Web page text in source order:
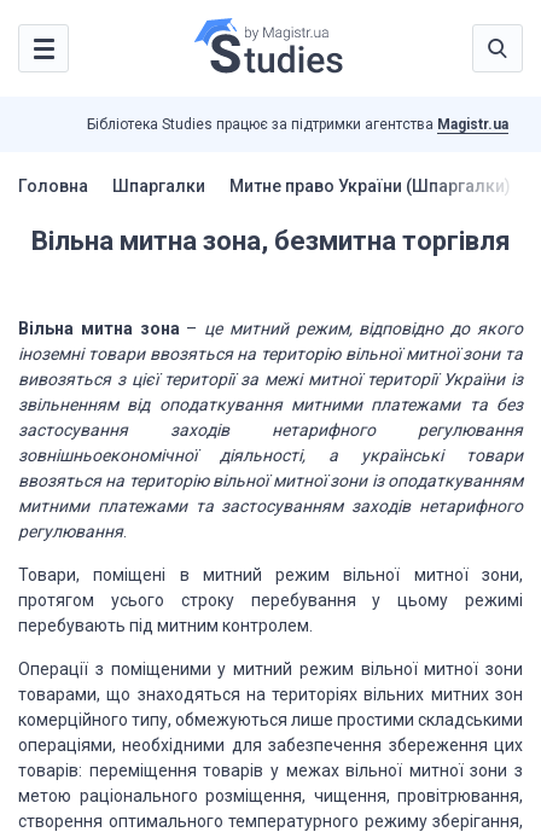
Бібліотека Studies працює за підтримки агентства Magistr.ua
Головна Шпаргалки Митне право України (Шпаргалки)
Вільна митна зона, безмитна торгівля
Вільна митна зона – це митний режим, відповідно до якого
іноземні товари ввозяться на територію вільної митної зони та
вивозяться з цієї території за межі митної території України із
звільненням від оподаткування митними платежами та без
застосування заходів нетарифного регулювання
зовнішньоекономічної діяльності, а українські товари
ввозяться на територію вільної митної зони із оподаткуванням
митними платежами та застосуванням заходів нетарифного
регулювання.
Товари, поміщені в митний режим вільної митної зони,
протягом усього строку перебування у цьому режимі
перебувають під митним контролем.
Операції з поміщеними у митний режим вільної митної зони
товарами, що знаходяться на територіях вільних митних зон
комерційного типу, обмежуються лише простими складськими
операціями, необхідними для забезпечення збереження цих
товарів: переміщення товарів у межах вільної митної зони з
метою раціонального розміщення, чищення, провітрювання,
створення оптимального температурного режиму зберігання,